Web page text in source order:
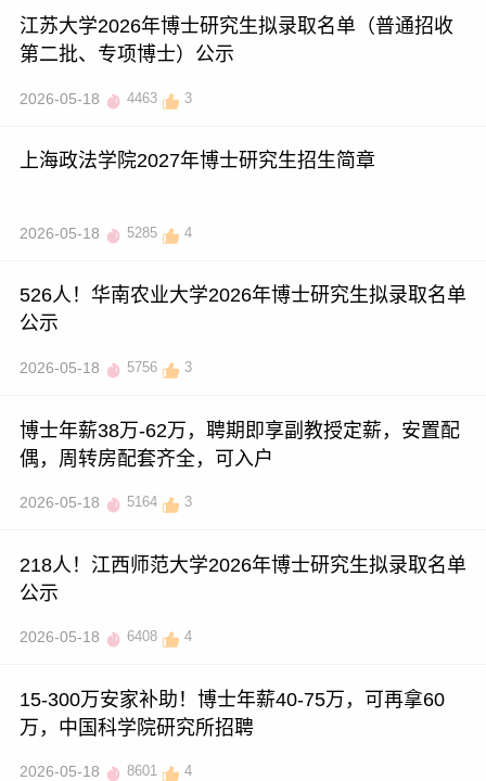
江苏大学2026年博士研究生拟录取名单（普通招收
第二批、专项博士）公示
2026-05-18 4463 3
上海政法学院2027年博士研究生招生简章
2026-05-18 5285 4
526人！华南农业大学2026年博士研究生拟录取名单
公示
2026-05-18 5756 3
博士年薪38万-62万，聘期即享副教授定薪，安置配
偶，周转房配套齐全，可入户
2026-05-18 5164 3
218人！江西师范大学2026年博士研究生拟录取名单
公示
2026-05-18 6408 4
15-300万安家补助！博士年薪40-75万，可再拿60
万，中国科学院研究所招聘
2026-05-18 8601 4